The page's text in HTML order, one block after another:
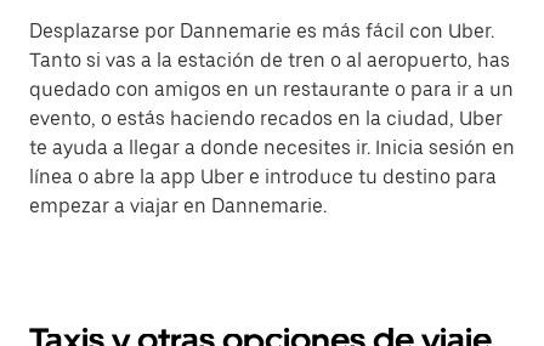
Desplazarse por Dannemarie es más fácil con Uber.
Tanto si vas a la estación de tren o al aeropuerto, has
quedado con amigos en un restaurante o para ir a un
evento, o estás haciendo recados en la ciudad, Uber
te ayuda a llegar a donde necesites ir. Inicia sesión en
línea o abre la app Uber e introduce tu destino para
empezar a viajar en Dannemarie.